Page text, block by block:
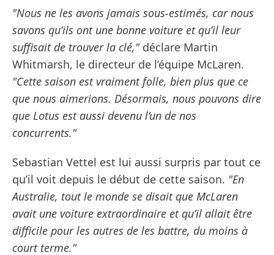
"Nous ne les avons jamais sous-estimés, car nous
savons qu’ils ont une bonne voiture et qu’il leur
suffisait de trouver la clé,"déclare Martin
Whitmarsh, le directeur de l’équipe McLaren.
"Cette saison est vraiment folle, bien plus que ce
que nous aimerions. Désormais, nous pouvons dire
que Lotus est aussi devenu l’un de nos
concurrents."
Sebastian Vettel est lui aussi surpris par tout ce
qu’il voit depuis le début de cette saison. "En
Australie, tout le monde se disait que McLaren
avait une voiture extraordinaire et qu’il allait être
difficile pour les autres de les battre, du moins à
court terme."